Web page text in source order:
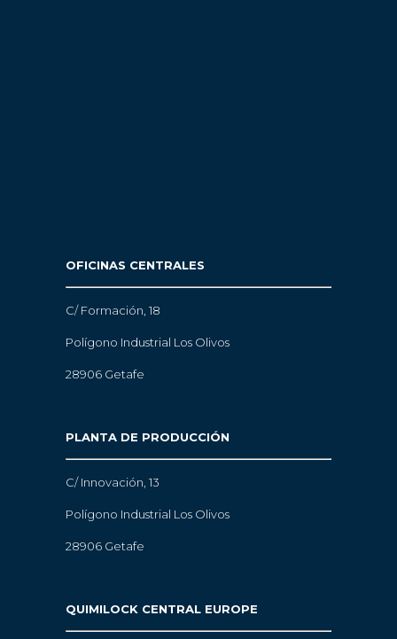
OFICINAS CENTRALES
C/ Formación, 18
Polígono Industrial Los Olivos
28906 Getafe
PLANTA DE PRODUCCIÓN
C/ Innovación, 13
Polígono Industrial Los Olivos
28906 Getafe
QUIMILOCK CENTRAL EUROPE